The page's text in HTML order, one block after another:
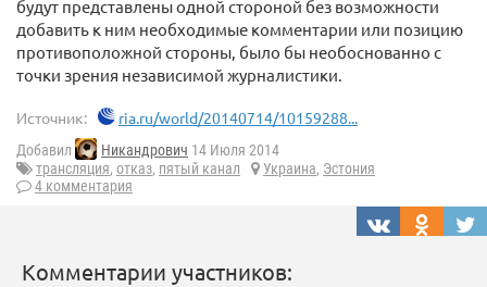
будут представлены одной стороной без возможности
добавить к ним необходимые комментарии или позицию
противоположной стороны, было бы необоснованно с
точки зрения независимой журналистики.
Источник: ria.ru/world/20140714/10159288...
Добавил Никандрович 14 Июля 2014
трансляция, отказ, пятый канал Украина, Эстония
4 комментария
Комментарии участников: